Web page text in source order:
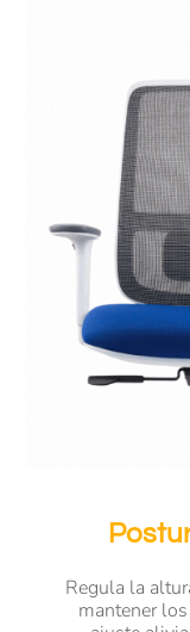
Regula la
mantener